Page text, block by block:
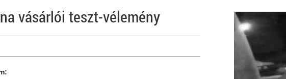
vásárlói teszt-vélemény